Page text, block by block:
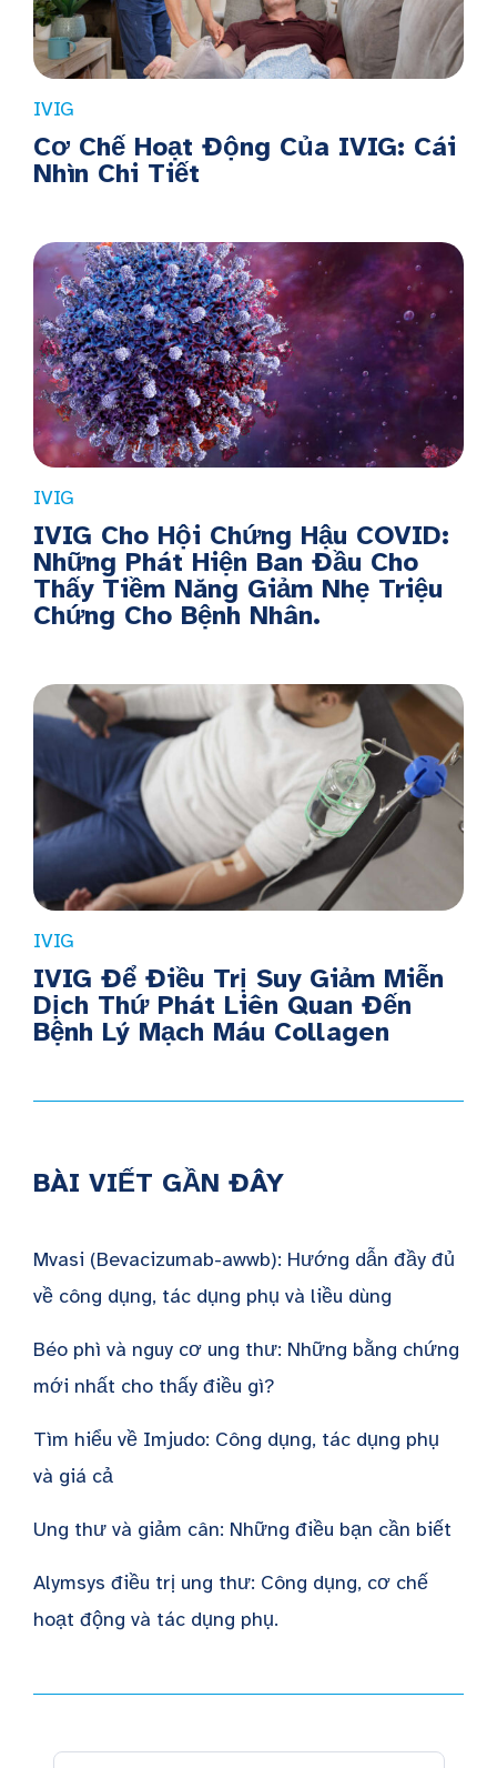
IVIG
Cơ Chế Hoạt Động Của IVIG: Cái
Nhìn Chi Tiết
IVIG
IVIG Cho Hội Chứng Hậu COVID:
Những Phát Hiện Ban Đầu Cho
Thấy Tiềm Năng Giảm Nhẹ Triệu
Chứng Cho Bệnh Nhân.
IVIG
IVIG Để Điều Trị Suy Giảm Miễn
Dịch Thứ Phát Liên Quan Đến
Bệnh Lý Mạch Máu Collagen
BÀI VIẾT GẦN ĐÂY
Mvasi (Bevacizumab-awwb): Hướng dẫn đầy đủ
về công dụng, tác dụng phụ và liều dùng
Béo phì và nguy cơ ung thư: Những bằng chứng
mới nhất cho thấy điều gì?
Tìm hiểu về Imjudo: Công dụng, tác dụng phụ
và giá cả
Ung thư và giảm cân: Những điều bạn cần biết
Alymsys điều trị ung thư: Công dụng, cơ chế
hoạt động và tác dụng phụ.